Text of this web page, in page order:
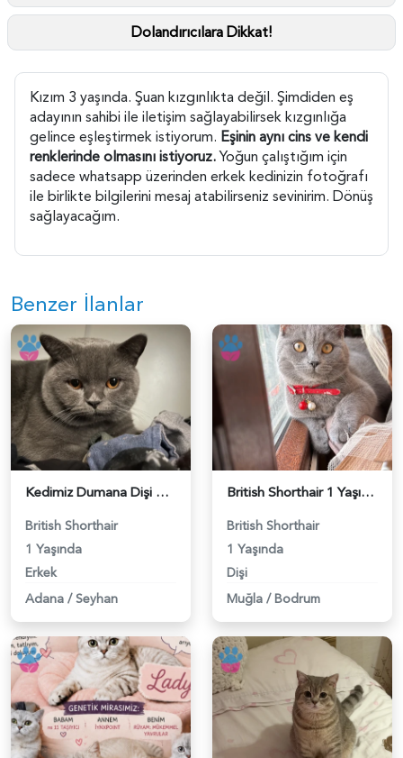
Dolandırıcılara Dikkat!
Kızım 3 yaşında. Şuan kızgınlıkta değil. Şimdiden eş
adayının sahibi ile iletişim sağlayabilirsek kızgınlığa
gelince eşleştirmek istiyorum. Eşinin aynı cins ve kendi
renklerinde olmasını istiyoruz.Yoğun çalıştığım için
sadece whatsapp üzerinden erkek kedinizin fotoğrafı
ile birlikte bilgilerini mesaj atabilirseniz sevinirim. Dönüş
sağlayacağım.
Benzer İlanlar
Kedimiz Dumana Dişi Eş arıyoruz - 118984658
British Shorthair
1 Yaşında
Erkek
Adana / Seyhan
British Shorthair 1 Yaşında Eş Arıyor - 118984662
British Shorthair
1 Yaşında
Dişi
Muğla / Bodrum